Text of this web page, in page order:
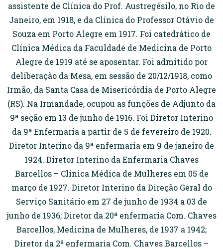
assistente de Clínica do Prof. Austregésilo, no Rio de
Janeiro, em 1918, e da Clínica do Professor Otávio de
Souza em Porto Alegre em 1917. Foi catedrático de
Clínica Médica da Faculdade de Medicina de Porto
Alegre de 1919 até se aposentar. Foi admitido por
deliberação da Mesa, em sessão de 20/12/1918, como
Irmão, da Santa Casa de Misericórdia de Porto Alegre
(RS). Na Irmandade, ocupou as funções de Adjunto da
9ª seção em 13 de junho de 1916. Foi Diretor Interino
da 9ª Enfermaria a partir de 5 de fevereiro de 1920.
Diretor Interino da 9ª enfermaria em 9 de janeiro de
1924. Diretor Interino da Enfermaria Chaves
Barcellos – Clínica Médica de Mulheres em 05 de
março de 1927. Diretor Interino da Direção Geral do
Serviço Sanitário em 27 de junho de 1934 a 03 de
junho de 1936; Diretor da 20ª enfermaria Com. Chaves
Barcellos, Medicina de Mulheres, de 1937 a 1942;
Diretor da 2ª enfermaria Com. Chaves Barcellos –